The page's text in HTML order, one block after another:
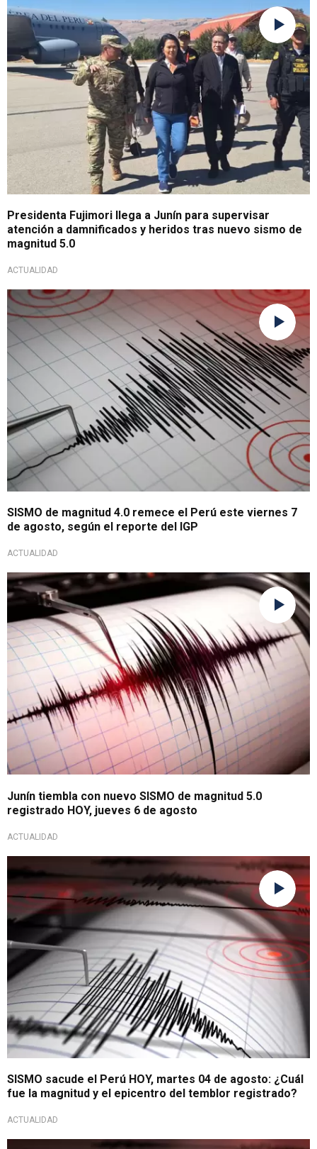
Presidenta Fujimori llega a Junín para supervisar
atención a damnificados y heridos tras nuevo sismo de
magnitud 5.0
ACTUALIDAD
Reporte sísmico
SISMO de magnitud 4.0 remece el Perú este viernes 7
de agosto, según el reporte del IGP
ACTUALIDAD
Sector afectado
Junín tiembla con nuevo SISMO de magnitud 5.0
registrado HOY, jueves 6 de agosto
ACTUALIDAD
SISMO sacude el Perú HOY, martes 04 de agosto: ¿Cuál
fue la magnitud y el epicentro del temblor registrado?
ACTUALIDAD